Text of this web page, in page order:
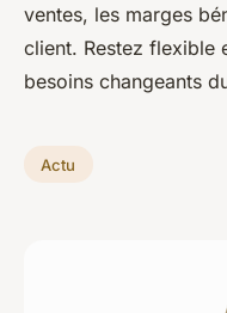
ventes, les marges
client. Restez flexible
besoins changeants
Actu